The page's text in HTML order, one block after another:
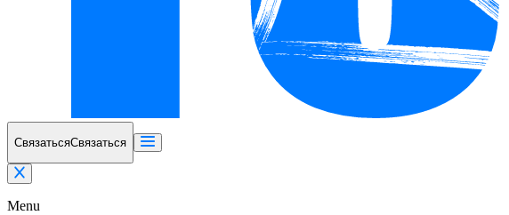
СвязатьсяСвязаться
Menu